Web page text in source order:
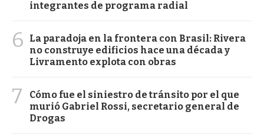
integrantes de programa radial
6
La paradoja en la frontera con Brasil: Rivera
no construye edificios hace una década y
Livramento explota con obras
7
Cómo fue el siniestro de tránsito por el que
murió Gabriel Rossi, secretario general de
Drogas